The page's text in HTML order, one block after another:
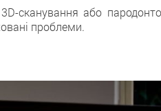
сканування або
проблеми.